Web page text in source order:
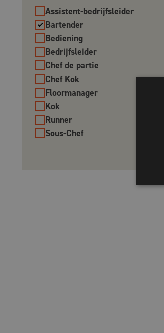
Assistent-bedrijfsleider
Bartender
Bediening
Bedrijfsleider
Chef de partie
Chef Kok
Floormanager
Kok
Runner
Sous-Chef